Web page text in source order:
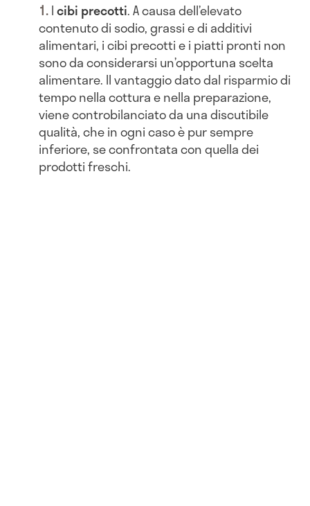
Icibi precotti. A causa dell’elevato
contenuto di sodio, grassi e di additivi
alimentari, i cibi precotti e i piatti pronti non
sono da considerarsi un’opportuna scelta
alimentare. Il vantaggio dato dal risparmio di
tempo nella cottura e nella preparazione,
viene controbilanciato da una discutibile
qualità, che in ogni caso è pur sempre
inferiore, se confrontata con quella dei
prodotti freschi.